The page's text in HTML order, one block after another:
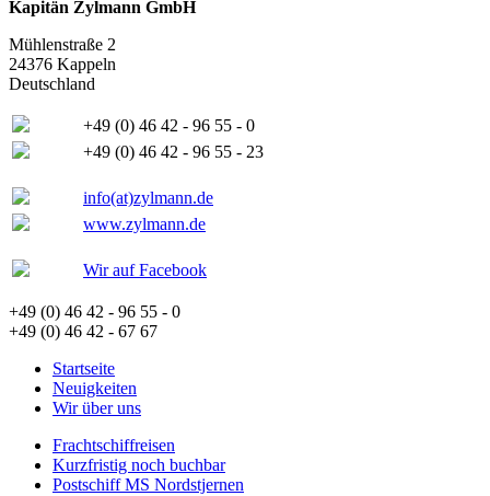
Kapitän Zylmann GmbH
Mühlenstraße 2
24376 Kappeln
Deutschland
+49 (0) 46 42 - 96 55 - 0
+49 (0) 46 42 - 96 55 - 23
info(at)zylmann.de
www.zylmann.de
Wir auf Facebook
+49 (0) 46 42 - 96 55 - 0
+49 (0) 46 42 - 67 67
Startseite
Neuigkeiten
Wir über uns
Frachtschiffreisen
Kurzfristig noch buchbar
Postschiff MS Nordstjernen